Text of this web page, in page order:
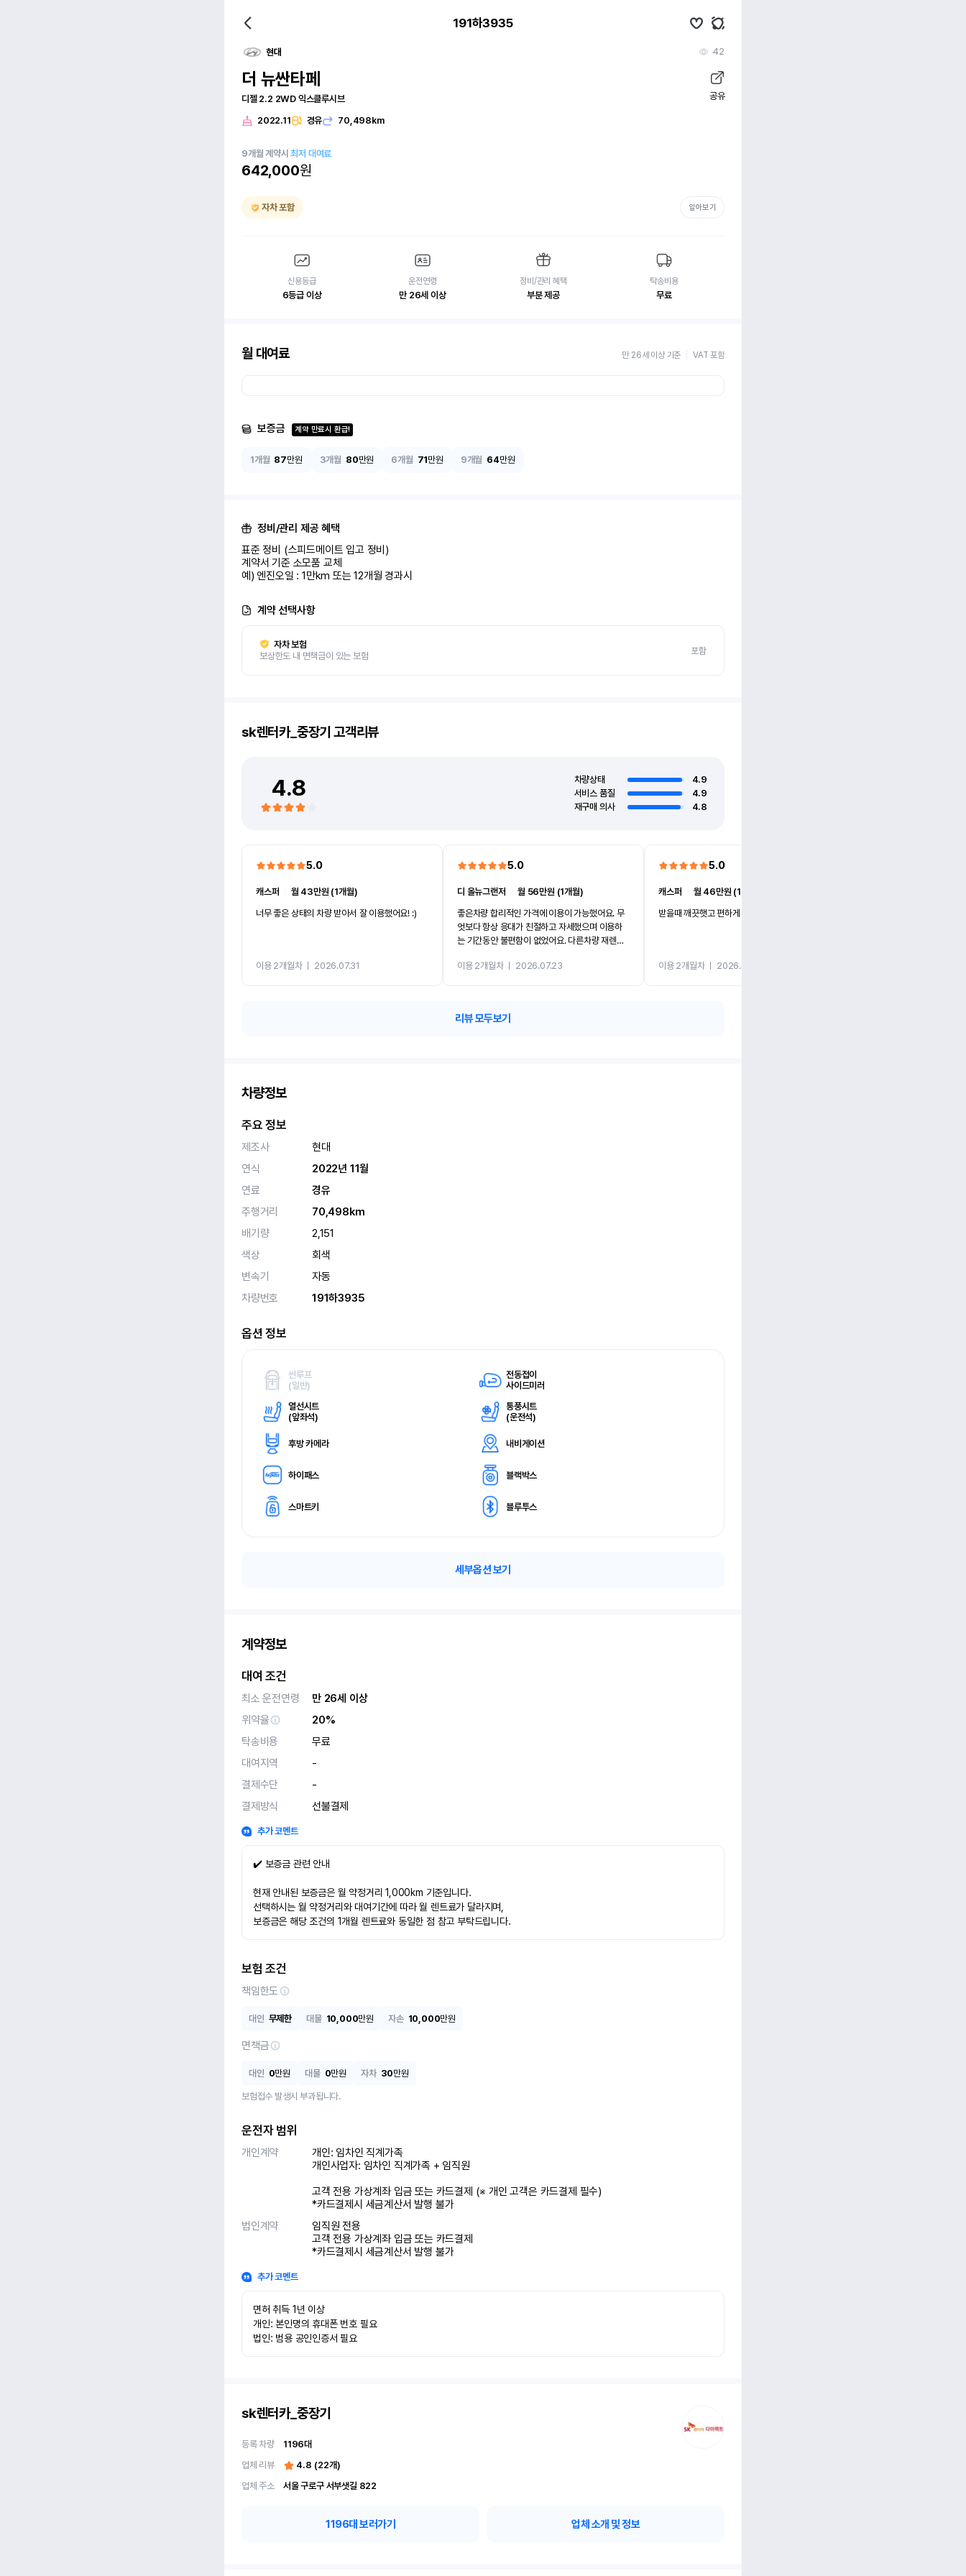
191하3935
현대 42
더 뉴싼타페
디젤 2.2 2WD 익스클루시브 공유
2022.11 경유 70,498km
9개월 계약시최저 대여료
642,000원
자차 포함 알아보기
신용등급
6등급 이상
운전연령
만 26세 이상
정비/관리 혜택
부분 제공
탁송비용
무료
월 대여료 만 26세 이상 기준 VAT 포함
보증금 계약 만료시 환급!
1개월 87만원 3개월 80만원 6개월 71만원 9개월 64만원
정비/관리 제공 혜택
표준 정비 (스피드메이트 입고 정비)
계약서 기준 소모품 교체
예) 엔진오일 : 1만km 또는 12개월 경과시
계약 선택사항
자차 보험
보상한도 내 면책금이 있는 보험
포함
sk렌터카_중장기 고객리뷰
4.8 차량상태
4.9
서비스 품질
4.9
재구매 의사
4.8
5.0
캐스퍼
월 43만원 (1개월)
너무 좋은 상태의 차량 받아서 잘 이용했어요! :)
이용 2개월차ㅣ 2026.07.31
5.0
디 올뉴그랜저 ㅣ월 56만원 (1개월)
좋은차량 합리적인 가격에 이용이 가능했어요. 무
엇보다 항상 응대가 친절하고 자세했으며 이용하
는 기간동안 불편함이 없었어요. 다른차량 재렌트
카 렌트 고민없이 강추합니다!!
이용 2개월차ㅣ 2026.07.23
5.0
캐스퍼
월 46만원 (1개월)
받을때 깨끗햇고 편하게 잘이용했습니다!
이용 2개월차ㅣ 2026.07.08
리뷰 모두보기
차량정보
주요 정보
제조사
현대
연식
2022년 11월
연료
경유
주행거리
70,498km
배기량
2,151
색상
회색
변속기
자동
차량번호
191하3935
옵션 정보
썬루프
(일반)
전동접이
사이드미러
열선시트
(앞좌석)
통풍시트
(운전석)
후방 카메라 내비게이션
하이패스 블랙박스
스마트키 블루투스
세부옵션 보기
계약정보
대여 조건
최소 운전연령
만 26세 이상
위약율
20%
탁송비용
무료
대여지역
-
결제수단
-
결제방식
선불결제
추가 코멘트
✔️ 보증금 관련 안내
현재 안내된 보증금은 월 약정거리 1,000km 기준입니다.
선택하시는 월 약정거리와 대여기간에 따라 월 렌트료가 달라지며,
보증금은 해당 조건의 1개월 렌트료와 동일한 점 참고 부탁드립니다.
보험 조건
책임한도
대인 무제한 대물 10,000만원 자손 10,000만원
면책금
대인 0만원 대물 0만원 자차 30만원
보험접수 발생시 부과됩니다.
운전자 범위
개인계약
개인: 임차인 직계가족
개인사업자: 임차인 직계가족 + 임직원
고객 전용 가상계좌 입금 또는 카드결제 (※ 개인 고객은 카드결제 필수)
*카드결제시 세금계산서 발행 불가
법인계약
임직원 전용
고객 전용 가상계좌 입금 또는 카드결제
*카드결제시 세금계산서 발행 불가
추가 코멘트
면허 취득 1년 이상
개인: 본인명의 휴대폰 번호 필요
법인: 범용 공인인증서 필요
sk렌터카_중장기
등록 차량 1196대
업체 리뷰
4.8 (22개)
업체 주소
서울 구로구 서부샛길 822
1196대 보러가기 업체 소개 및 정보